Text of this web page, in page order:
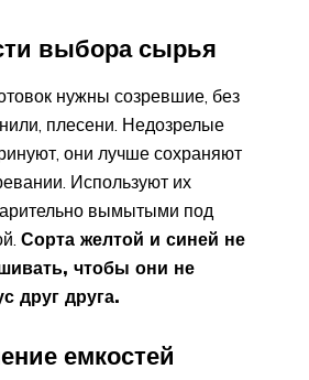
выбора сырья
нужны созревшие, без
плесени. Недозрелые
они лучше сохраняют
Используют их
вымытыми под
Сорта желтой и синей не
чтобы они не
друг друга.
емкостей